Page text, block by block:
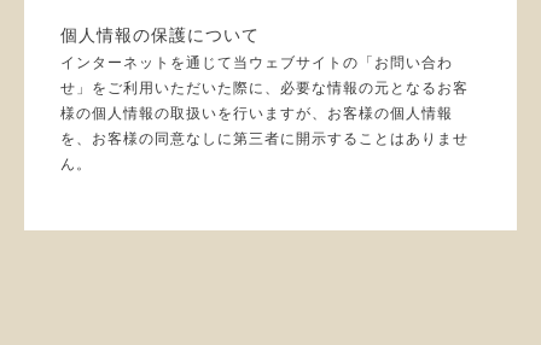
個人情報の保護について
インターネットを通じて当ウェブサイトの「お問い合わ
せ」をご利用いただいた際に、必要な情報の元となるお客
様の個人情報の取扱いを行いますが、お客様の個人情報
を、お客様の同意なしに第三者に開示することはありませ
ん。